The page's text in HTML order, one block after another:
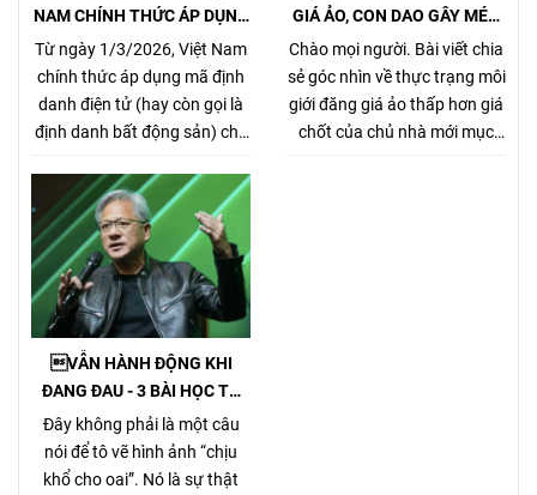
NAM CHÍNH THỨC ÁP DỤNG
MÃ ĐỊNH DANH BẤT ĐỘNG
SẢN
Từ ngày 1/3/2026, Việt Nam
chính thức áp dụng mã định
danh điện tử (hay còn gọi là
định danh bất động sản) cho
theo Nghị định
357/2025/NĐ-CP (ban hành
ngày 31/12/2025, hiệu lực từ
1/3/2026) về xây dựng, quản
lý và sử dụng hệ thống thông
tin, cơ sở dữ liệu về nhà ở và
thị trường bất động sản.
GIÁ ẢO, CON DAO GÂY MÉO
MÓ THỊ TRƯỜNG, GÂY HẠI
CHỦ NHÀ VÀ NHÀ MÔI GIỚI
CHÂN CHÍNH
Chào mọi người. Bài viết chia
sẻ góc nhìn về thực trạng môi
giới đăng giá ảo thấp hơn giá
chốt của chủ nhà mới mục
VẪN HÀNH ĐỘNG KHI
ĐANG ĐAU - 3 BÀI HỌC TỪ
TỶ PHÚ JENSEN HUANG
Đây không phải là một câu
nói để tô vẽ hình ảnh “chịu
khổ cho oai”. Nó là sự thật